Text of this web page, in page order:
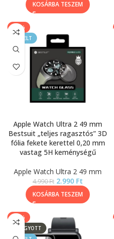
KOSÁRBA TESZEM
-40%
KIEMELT
Apple Watch Ultra 2 49 mm
Bestsuit „teljes ragasztós” 3D
fólia fekete kerettel 0,20 mm
vastag 5H keménységű
Apple Watch Ultra 2 49 mm
4.990Ft 2.990 Ft
KOSÁRBA TESZEM
-40%
ELFOGYOTT